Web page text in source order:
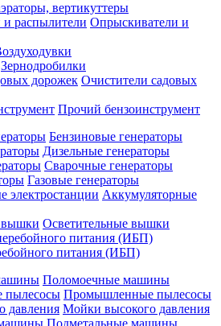
вертикуттеры
Опрыскиватели и
Зернодробилки
Очистители садовых
Прочий бензоинструмент
Бензиновые генераторы
Дизельные генераторы
Сварочные генераторы
Газовые генераторы
Аккумуляторные
Осветительные вышки
питания (ИБП)
Поломоечные машины
Промышленные пылесосы
Мойки высокого давления
Подметальные машины